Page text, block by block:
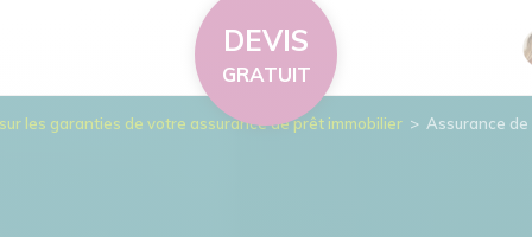
DEVIS
GRATUIT
les garanties de votre assurance de prêt immobilier > Assurance